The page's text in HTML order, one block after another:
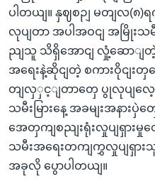
ပါတယျ။ နှဈစဉျ မတျလ(၈)
လုပျတာ အပါအဝငျ အမြိုးသ
ညျသူ သိရှိအောငျ လှုံ့ဆောျတဲ့
အရေးနဲ့ဆိုငျတဲ့ စကားဝိုငျး
တျလှှင့ျတာတှေ ပွုလုပျလေ့
သမီးမြားနေ့ အခမျးအနား
အေတှကျစညျးရုံးလှုပျရှား
သမီးအရေးတကျကွှလှုပျရှား
အခုလို ပွောပါတယျ။